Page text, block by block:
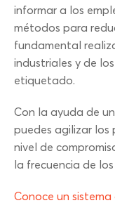
informar a los
métodos para
fundamental
industriales y de
etiquetado.
Con la ayuda de
puedes agilizar los
nivel de
la frecuencia de
Conoce un